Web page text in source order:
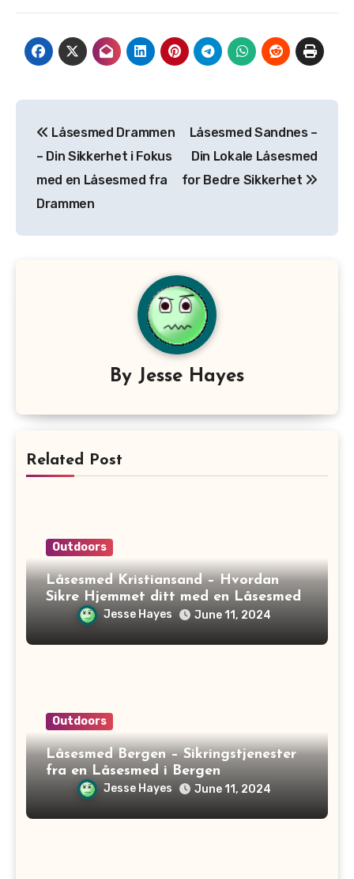
navigation
Låsesmed Drammen
– Din Sikkerhet i Fokus
med en Låsesmed fra
Drammen
Låsesmed Sandnes –
Din Lokale Låsesmed
for Bedre Sikkerhet
By Jesse Hayes
Related Post
Outdoors
Låsesmed Kristiansand – Hvordan
Sikre Hjemmet ditt med en Låsesmed
Jesse Hayes June 11, 2024
Outdoors
Låsesmed Bergen – Sikringstjenester
fra en Låsesmed i Bergen
Jesse Hayes June 11, 2024